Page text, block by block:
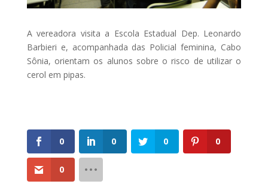
A vereadora visita a Escola Estadual Dep. Leonardo
Barbieri e, acompanhada das Policial feminina, Cabo
Sônia, orientam os alunos sobre o risco de utilizar o
cerol em pipas.
0 0 0 0
0